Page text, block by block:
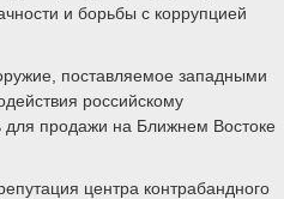
и борьбы с коррупцией
поставляемое западными
российскому
продажи на Ближнем Востоке
центра контрабандного